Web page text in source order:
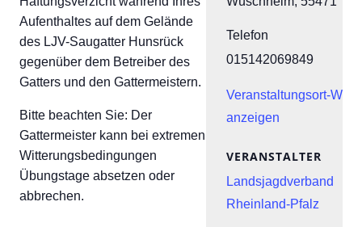
Aufenthaltes auf dem Gelände
des LJV-Saugatter Hunsrück
gegenüber dem Betreiber des
Gatters und den Gattermeistern.
Bitte beachten Sie: Der
Gattermeister kann bei extremen
Witterungsbedingungen
Übungstage absetzen oder
abbrechen.
Telefon
015142069849
Veranstaltungsort-
anzeigen
VERANSTALTER
Landsjagdverband
Rheinland-Pfalz